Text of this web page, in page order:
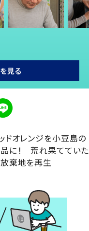
見る
ドオレンジを小豆島の
に！ 荒れ果てていた
棄地を再生